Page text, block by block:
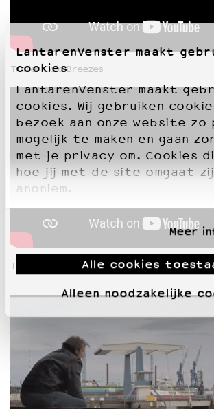
LantarenVenster maakt
cookies
LantarenVenster maakt
cookies. Wij gebruiken
bezoek aan onze website zo
mogelijk te maken en gaan
met je privacy om. Cookies
hoe jij met de site omgaat
anoniem.
Meer
Alle cookies
Alleen noodzakelijke
Trailer Cold Breezes
Trailer Les jours d’avant